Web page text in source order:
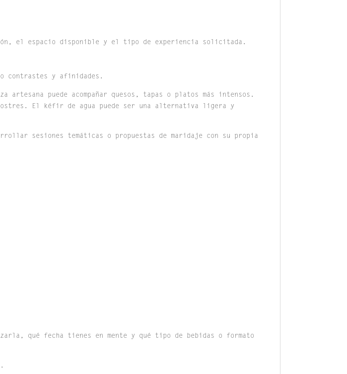
el espacio disponible y el tipo de experiencia solicitada.
contrastes y afinidades.
artesana puede acompañar quesos, tapas o platos más intensos.
El kéfir de agua puede ser una alternativa ligera y
sesiones temáticas o propuestas de maridaje con su propia
qué fecha tienes en mente y qué tipo de bebidas o formato